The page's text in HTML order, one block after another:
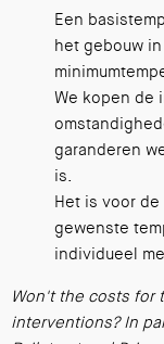
Een
het gebouw
We kopen de
garanderen
is.
Het is voor
gewenste
individueel
Won't the costs for
interventions? In